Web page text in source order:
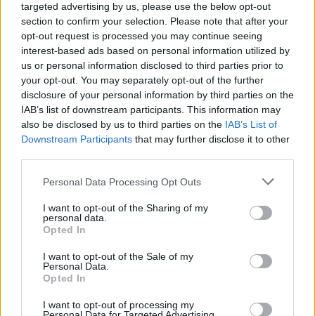
targeted advertising by us, please use the below opt-out
section to confirm your selection. Please note that after your
opt-out request is processed you may continue seeing
interest-based ads based on personal information utilized by
us or personal information disclosed to third parties prior to
your opt-out. You may separately opt-out of the further
disclosure of your personal information by third parties on the
IAB’s list of downstream participants. This information may
also be disclosed by us to third parties on the IAB’s List of
Downstream Participants that may further disclose it to other
Personal Data Processing Opt Outs
I want to opt-out of the Sharing of my
personal data.
Opted In
I want to opt-out of the Sale of my
Personal Data.
Opted In
I want to opt-out of processing my
Últimas Notícias